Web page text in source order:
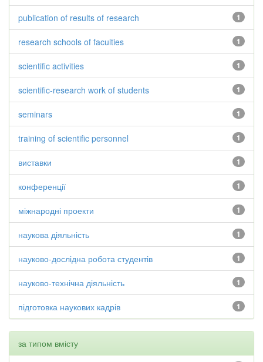
1
publication of results of research
1
research schools of faculties
1
scientific activities
1
scientific-research work of students
1
seminars
1
training of scientific personnel
1
виставки
1
конференції
1
міжнародні проекти
1
наукова діяльність
1
науково-дослідна робота студентів
1
науково-технічна діяльність
1
підготовка наукових кадрів
за типом вмісту